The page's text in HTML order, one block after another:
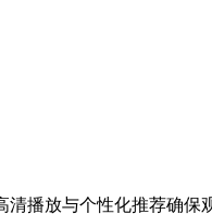
播放与个性化推荐确保